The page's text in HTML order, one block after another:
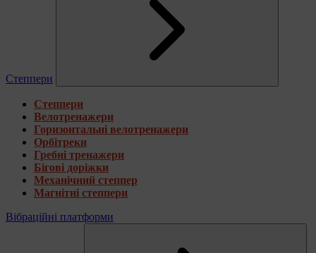
Степпери
Степпери
Велотренажери
Горизонтальні велотренажери
Орбітреки
Гребні тренажери
Бігові доріжки
Механічний степпер
Магнітні степпери
Вібраційні платформи